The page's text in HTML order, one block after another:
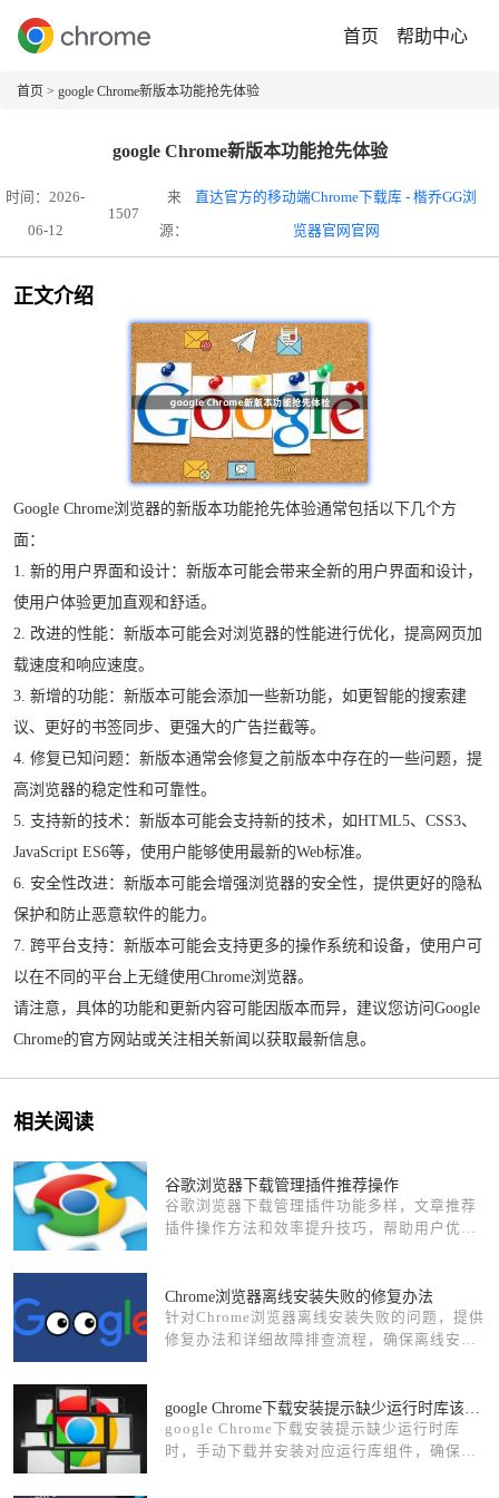
首页 帮助中心
首页 > google Chrome新版本功能抢先体验
google Chrome新版本功能抢先体验
时间：2026-
06-12
1507
来
源：
直达官方的移动端Chrome下载库 - 楷乔GG浏
览器官网官网
正文介绍
Google Chrome浏览器的新版本功能抢先体验通常包括以下几个方
面：
1. 新的用户界面和设计：新版本可能会带来全新的用户界面和设计，
使用户体验更加直观和舒适。
2. 改进的性能：新版本可能会对浏览器的性能进行优化，提高网页加
载速度和响应速度。
3. 新增的功能：新版本可能会添加一些新功能，如更智能的搜索建
议、更好的书签同步、更强大的广告拦截等。
4. 修复已知问题：新版本通常会修复之前版本中存在的一些问题，提
高浏览器的稳定性和可靠性。
5. 支持新的技术：新版本可能会支持新的技术，如HTML5、CSS3、
JavaScript ES6等，使用户能够使用最新的Web标准。
6. 安全性改进：新版本可能会增强浏览器的安全性，提供更好的隐私
保护和防止恶意软件的能力。
7. 跨平台支持：新版本可能会支持更多的操作系统和设备，使用户可
以在不同的平台上无缝使用Chrome浏览器。
请注意，具体的功能和更新内容可能因版本而异，建议您访问Google
Chrome的官方网站或关注相关新闻以获取最新信息。
相关阅读
谷歌浏览器下载管理插件推荐操作
谷歌浏览器下载管理插件功能多样，文章推荐
插件操作方法和效率提升技巧，帮助用户优化
Chrome浏览器离线安装失败的修复办法
针对Chrome浏览器离线安装失败的问题，提供
修复办法和详细故障排查流程，确保离线安装
google Chrome下载安装提示缺少运行时库该如何补充
google Chrome下载安装提示缺少运行时库
时，手动下载并安装对应运行库组件，确保浏